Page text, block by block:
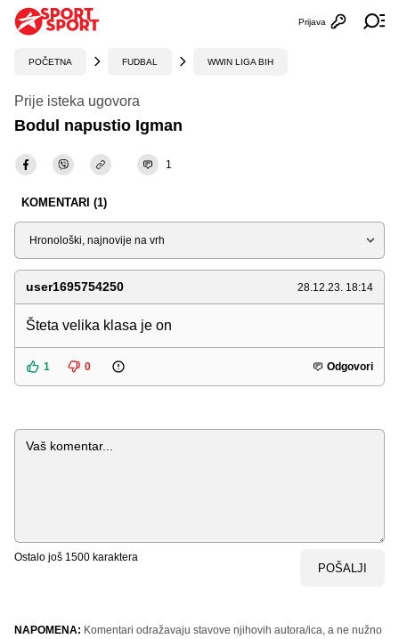
Otvori
Prijava
POČETNA FUDBAL WWIN LIGA BIH
Prije isteka ugovora
Bodul napustio Igman
1
KOMENTARI (1)
Sortiraj
user1695754250 28.12.23. 18:14
Šteta velika klasa je on
1 0 Odgovori
Komentar
Ostalo još 1500 karaktera
POŠALJI
NAPOMENA: Komentari odražavaju stavove njihovih autora/ica, a ne nužno